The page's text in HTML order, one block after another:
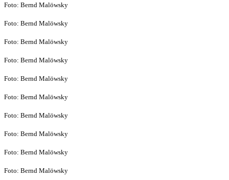
Foto: Bernd Malöwsky
Foto: Bernd Malöwsky
Foto: Bernd Malöwsky
Foto: Bernd Malöwsky
Foto: Bernd Malöwsky
Foto: Bernd Malöwsky
Foto: Bernd Malöwsky
Foto: Bernd Malöwsky
Foto: Bernd Malöwsky
Foto: Bernd Malöwsky